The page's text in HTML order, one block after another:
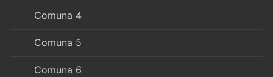
Comuna 4
Comuna 5
Comuna 6